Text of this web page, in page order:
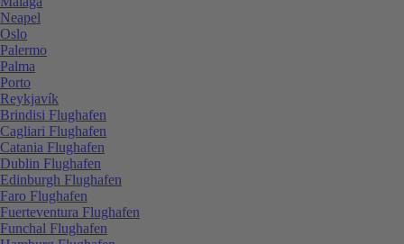
Neapel
Oslo
Palermo
Palma
Porto
Reykjavík
Brindisi Flughafen
Cagliari Flughafen
Catania Flughafen
Dublin Flughafen
Edinburgh Flughafen
Faro Flughafen
Fuerteventura Flughafen
Funchal Flughafen